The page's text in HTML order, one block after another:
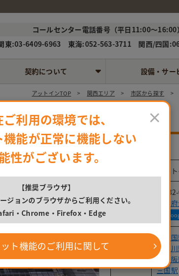
コールセンター電話番号（平日11:00～16:00）
東:03-6409-6963 東海:052-563-3711 関西/四国
契約について 設備・サー
アットインTOP 関西エリア 市区から探す
アッ
住所
〒
大阪
東三
東淀
新大
三国駅
×
利用の環境では、
能が正常に機能しない
性がございます。
【推奨ブラウザ】
ジョンのブラウザからご利用ください。
・Chrome ・Firefox・Edge
ト機能のご利用に関して